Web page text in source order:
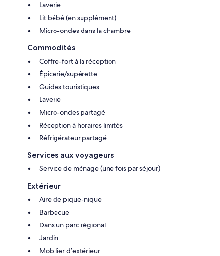
Laverie
Lit bébé (en supplément)
Micro-ondes dans la chambre
Commodités
Coffre-fort à la réception
Épicerie/supérette
Guides touristiques
Laverie
Micro-ondes partagé
Réception à horaires limités
Réfrigérateur partagé
Services aux voyageurs
Service de ménage (une fois par séjour)
Extérieur
Aire de pique-nique
Barbecue
Dans un parc régional
Jardin
Mobilier d’extérieur